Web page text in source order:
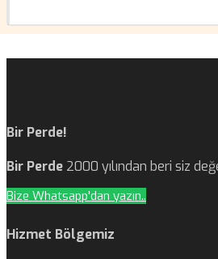
Bir Perde!
Bir Perde 2000 yılından beri siz
Bize Whatsapp'dan yazın..
Hizmet Bölgemiz